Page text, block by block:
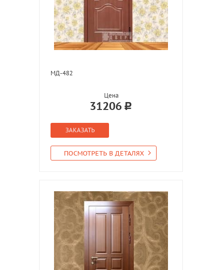
МД-482
Цена
31206
ЗАКАЗАТЬ
ПОСМОТРЕТЬ В ДЕТАЛЯХ